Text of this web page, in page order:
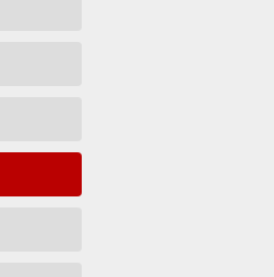
17人死亡